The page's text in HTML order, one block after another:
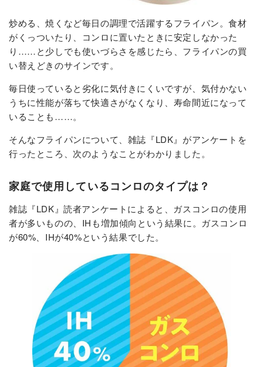
炒める、焼くなど毎日の調理で活躍するフライパン。食材
がくっついたり、コンロに置いたときに安定しなかった
り……と少しでも使いづらさを感じたら、フライパンの買
い替えどきのサインです。
毎日使っていると劣化に気付きにくいですが、気付かない
うちに性能が落ちて快適さがなくなり、寿命間近になって
いることも……。
そんなフライパンについて、雑誌『LDK』がアンケートを
行ったところ、次のようなことがわかりました。
家庭で使用しているコンロのタイプは？
雑誌『LDK』読者アンケートによると、ガスコンロの使用
者が多いものの、IHも増加傾向という結果に。ガスコンロ
が60%、IHが40%という結果でした。